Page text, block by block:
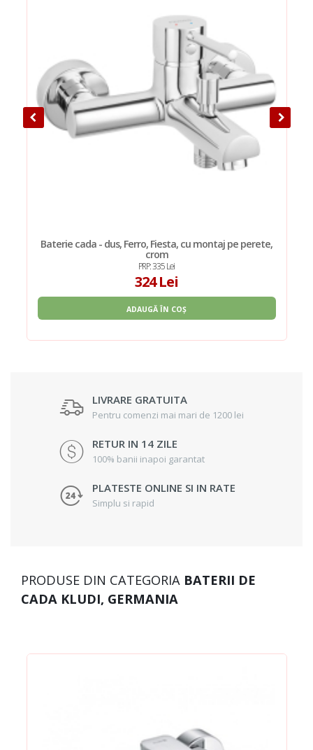
Baterie cada - dus, Ferro, Fiesta, cu montaj pe perete,
crom
PRP: 335 Lei
324 Lei
ADAUGĂ ÎN COȘ
LIVRARE GRATUITA
Pentru comenzi mai mari de 1200 lei
RETUR IN 14 ZILE
100% banii inapoi garantat
PLATESTE ONLINE SI IN RATE
Simplu si rapid
PRODUSE DIN CATEGORIA BATERII DE
CADA KLUDI, GERMANIA